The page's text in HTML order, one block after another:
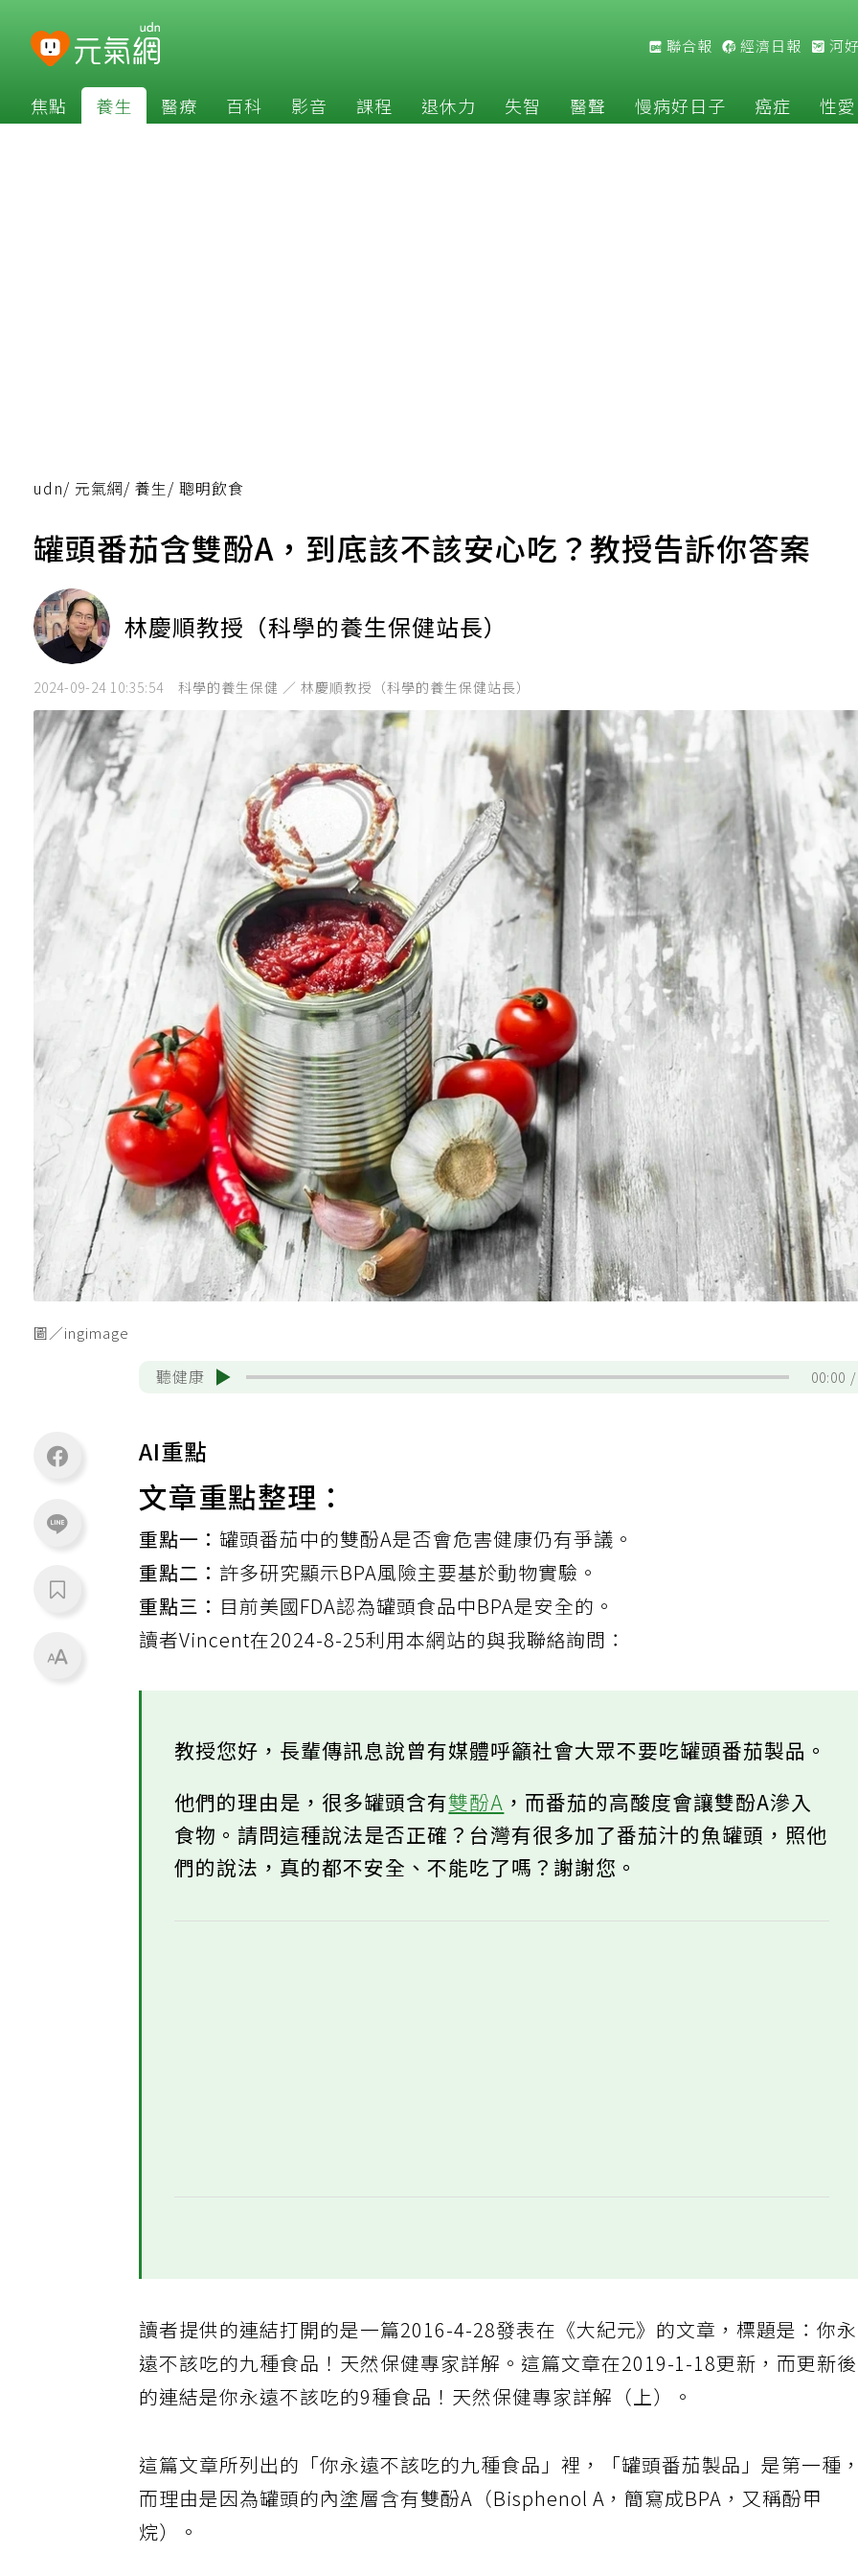
聯合報 經濟日報 河
焦點 養生 醫療 百科 影音 課程 退休力 失智 醫聲 慢病好日子 癌症 性愛
udn/ 元氣網/ 養生/ 聰明飲食
罐頭番茄含雙酚A，到底該不該安心吃？教授告訴你答案
林慶順教授（科學的養生保健站長）
2024-09-24 10:35:54 科學的養生保健 ／ 林慶順教授（科學的養生保健站長）
圖／ingimage
聽健康 00:00
AI重點
文章重點整理：
重點一：罐頭番茄中的雙酚A是否會危害健康仍有爭議。
重點二： 許多研究顯示BPA風險主要基於動物實驗。
重點三： 目前美國FDA認為罐頭食品中BPA是安全的。
讀者Vincent在2024-8-25利用本網站的與我聯絡詢問：
教授您好，長輩傳訊息說曾有媒體呼籲社會大眾不要吃罐頭番茄製品。
他們的理由是，很多罐頭含有雙酚A ，而番茄的高酸度會讓雙酚A滲入
食物。請問這種說法是否正確？台灣有很多加了番茄汁的魚罐頭，照他
們的說法，真的都不安全、不能吃了嗎？謝謝您。
讀者提供的連結打開的是一篇2016-4-28發表在《大紀元》的文章，標題是：你永
遠不該吃的九種食品！天然保健專家詳解。這篇文章在2019-1-18更新，而更新後
的連結是你永遠不該吃的9種食品！天然保健專家詳解（上）。
這篇文章所列出的「你永遠不該吃的九種食品」裡，「罐頭番茄製品」是第一種，
而理由是因為罐頭的內塗層含有雙酚A（Bisphenol A，簡寫成BPA，又稱酚甲
烷）。